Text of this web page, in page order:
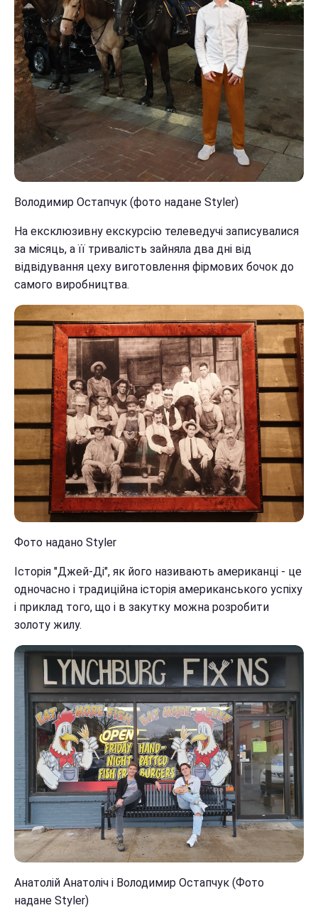
Володимир Остапчук (фото надане Styler)
На ексклюзивну екскурсію телеведучі записувалися
за місяць, а її тривалість зайняла два дні від
відвідування цеху виготовлення фірмових бочок до
самого виробництва.
Фото надано Styler
Історія "Джей-Ді", як його називають американці - це
одночасно і традиційна історія американського успіху
і приклад того, що і в закутку можна розробити
золоту жилу.
Анатолій Анатоліч і Володимир Остапчук (Фото
надане Styler)